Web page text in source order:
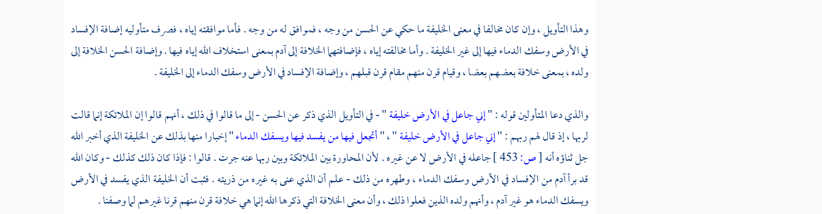
وهذا التأويل ، وإن كان مخالفا في معنى الخليفة ما حكي عنالحسنمن وجه ، فموافق له من وجه . فأما موافقته إياه ، فصرف متأوليه إضافة الإفساد
في الأرض وسفك الدماء فيها إلى غير الخليفة . وأما مخالفته إياه ، فإضافتهما الخلافة إلىآدمبمعنى استخلاف الله إياه فيها . وإضافةالحسنالخلافة إلى
ولده ، بمعنى خلافة بعضهم بعضا ، وقيام قرن منهم مقام قرن قبلهم ، وإضافة الإفساد في الأرض وسفك الدماء إلى الخليفة .
والذي دعا المتأولين قوله : "إني جاعل في الأرض خليفة" - في التأويل الذي ذكر عنالحسن- إلى ما قالوا في ذلك ، أنهم قالوا إن الملائكة إنما قالت
لربها ، إذ قال لهم ربهم : "إني جاعل في الأرض خليفة" ، "أتجعل فيها من يفسد فيها ويسفك الدماء" إخبارا منها بذلك عن الخليفة الذي أخبر الله
جل ثناؤه أنه[ص:
جاعله في الأرض لا عن غيره . لأن المحاورة بين الملائكة وبين ربها عنه جرت . قالوا : فإذا كان ذلك كذلك - وكان الله
قد برأآدممن الإفساد في الأرض وسفك الدماء ، وطهره من ذلك - علم أن الذي عنى به غيره من ذريته . فثبت أن الخليفة الذي يفسد في الأرض
ويسفك الدماء هو غيرآدم، وأنهم ولده الذين فعلوا ذلك ، وأن معنى الخلافة التي ذكرها الله إنما هي خلافة قرن منهم قرنا غيرهم لما وصفنا .